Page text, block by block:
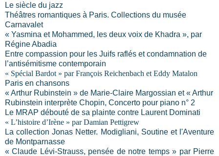
Le siècle du jazz
Théâtres romantiques à Paris. Collections du musée
Carnavalet
« Yasmina et Mohammed, les deux voix de Khadra », par
Régine Abadia
Entre compassion pour les Juifs raflés et condamnation de
l’antisémitisme contemporain
« Spécial Bardot » par François Reichenbach et Eddy Matalon
Paris en chansons
« Arthur Rubinstein » de Marie-Claire Margossian et « Arthur
Rubinstein interprète Chopin, Concerto pour piano n° 2
Le MRAP débouté de sa plainte contre Laurent Dominati
« L’histoire d’Irène » par Damian Pettigrew
La collection Jonas Netter. Modigliani, Soutine et l'Aventure
de Montparnasse
« Claude Lévi-Strauss, pensée de notre temps » par Pierre